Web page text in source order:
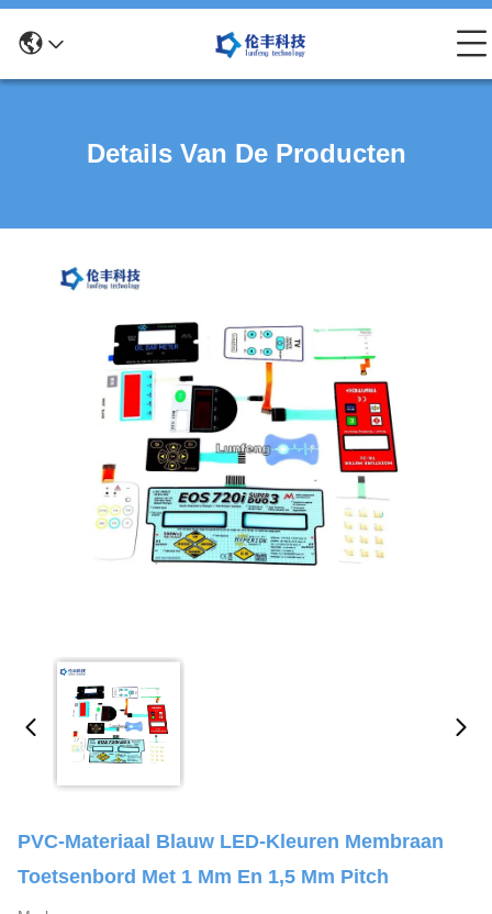
Details Van De Producten
PVC-Materiaal Blauw LED-Kleuren Membraan
Toetsenbord Met 1 Mm En 1,5 Mm Pitch